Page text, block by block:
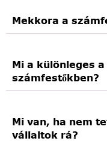
Mekkora a
Mi a különleges
számfestőkben?
Mi van, ha nem
vállaltok rá?